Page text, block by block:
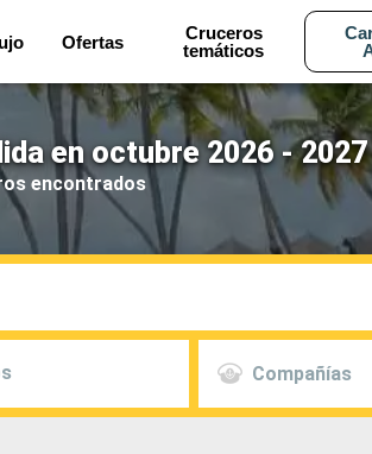
Ofertas
Cruceros
temáticos
en octubre 2026 - 2027
encontrados
Compañías